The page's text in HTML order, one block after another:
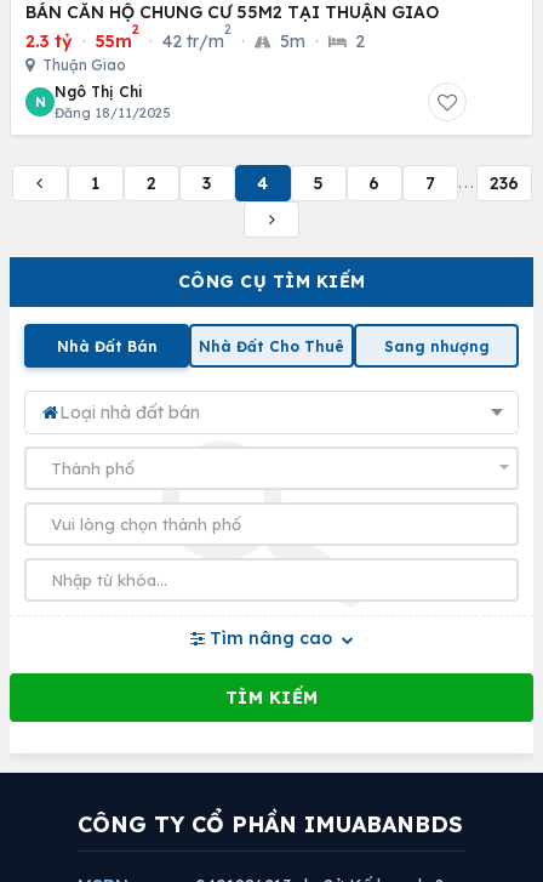
CÔNG CỤ TÌM KIẾM
Nhà Đất Bán Nhà Đất Cho Thuê Sang nhượng
Loại nhà đất bán
Tìm nâng cao
BÁN CĂN HỘ CHUNG CƯ 55M2 TẠI THUẬN GIAO
2.3 tỷ · 55m
2
· 42 tr/m
2
· 5m · 2
Thuận Giao
N
Ngô Thị Chi
Đăng 18/11/2025
1 2 3 4 5 6 7 ... 236
CÔNG TY CỔ PHẦN IMUABANBDS